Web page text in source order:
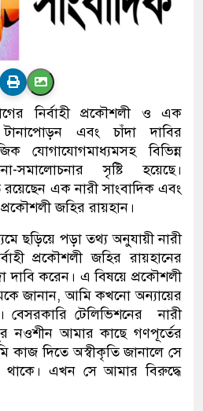
নির্বাহী প্রকৌশলী ও এক
টানাপোড়ন এবং চাঁদা দাবির
যোগাযোগমাধ্যমসহ বিভিন্ন
সমালোচনার সৃষ্টি হয়েছে।
রয়েছেন এক নারী সাংবাদিক এবং
প্রকৌশলী জহির রায়হান।
ছড়িয়ে পড়া তথ্য অনুযায়ী নারী
প্রকৌশলী জহির রায়হানের
দাবি করেন। এ বিষয়ে প্রকৌশলী
জানান, আমি কখনো অন্যায়ের
বেসরকারি টেলিভিশনের নারী
নওশীন আমার কাছে গণপূর্তের
কাজ দিতে অস্বীকৃতি জানালে সে
এখন সে আমার বিরুদ্ধে